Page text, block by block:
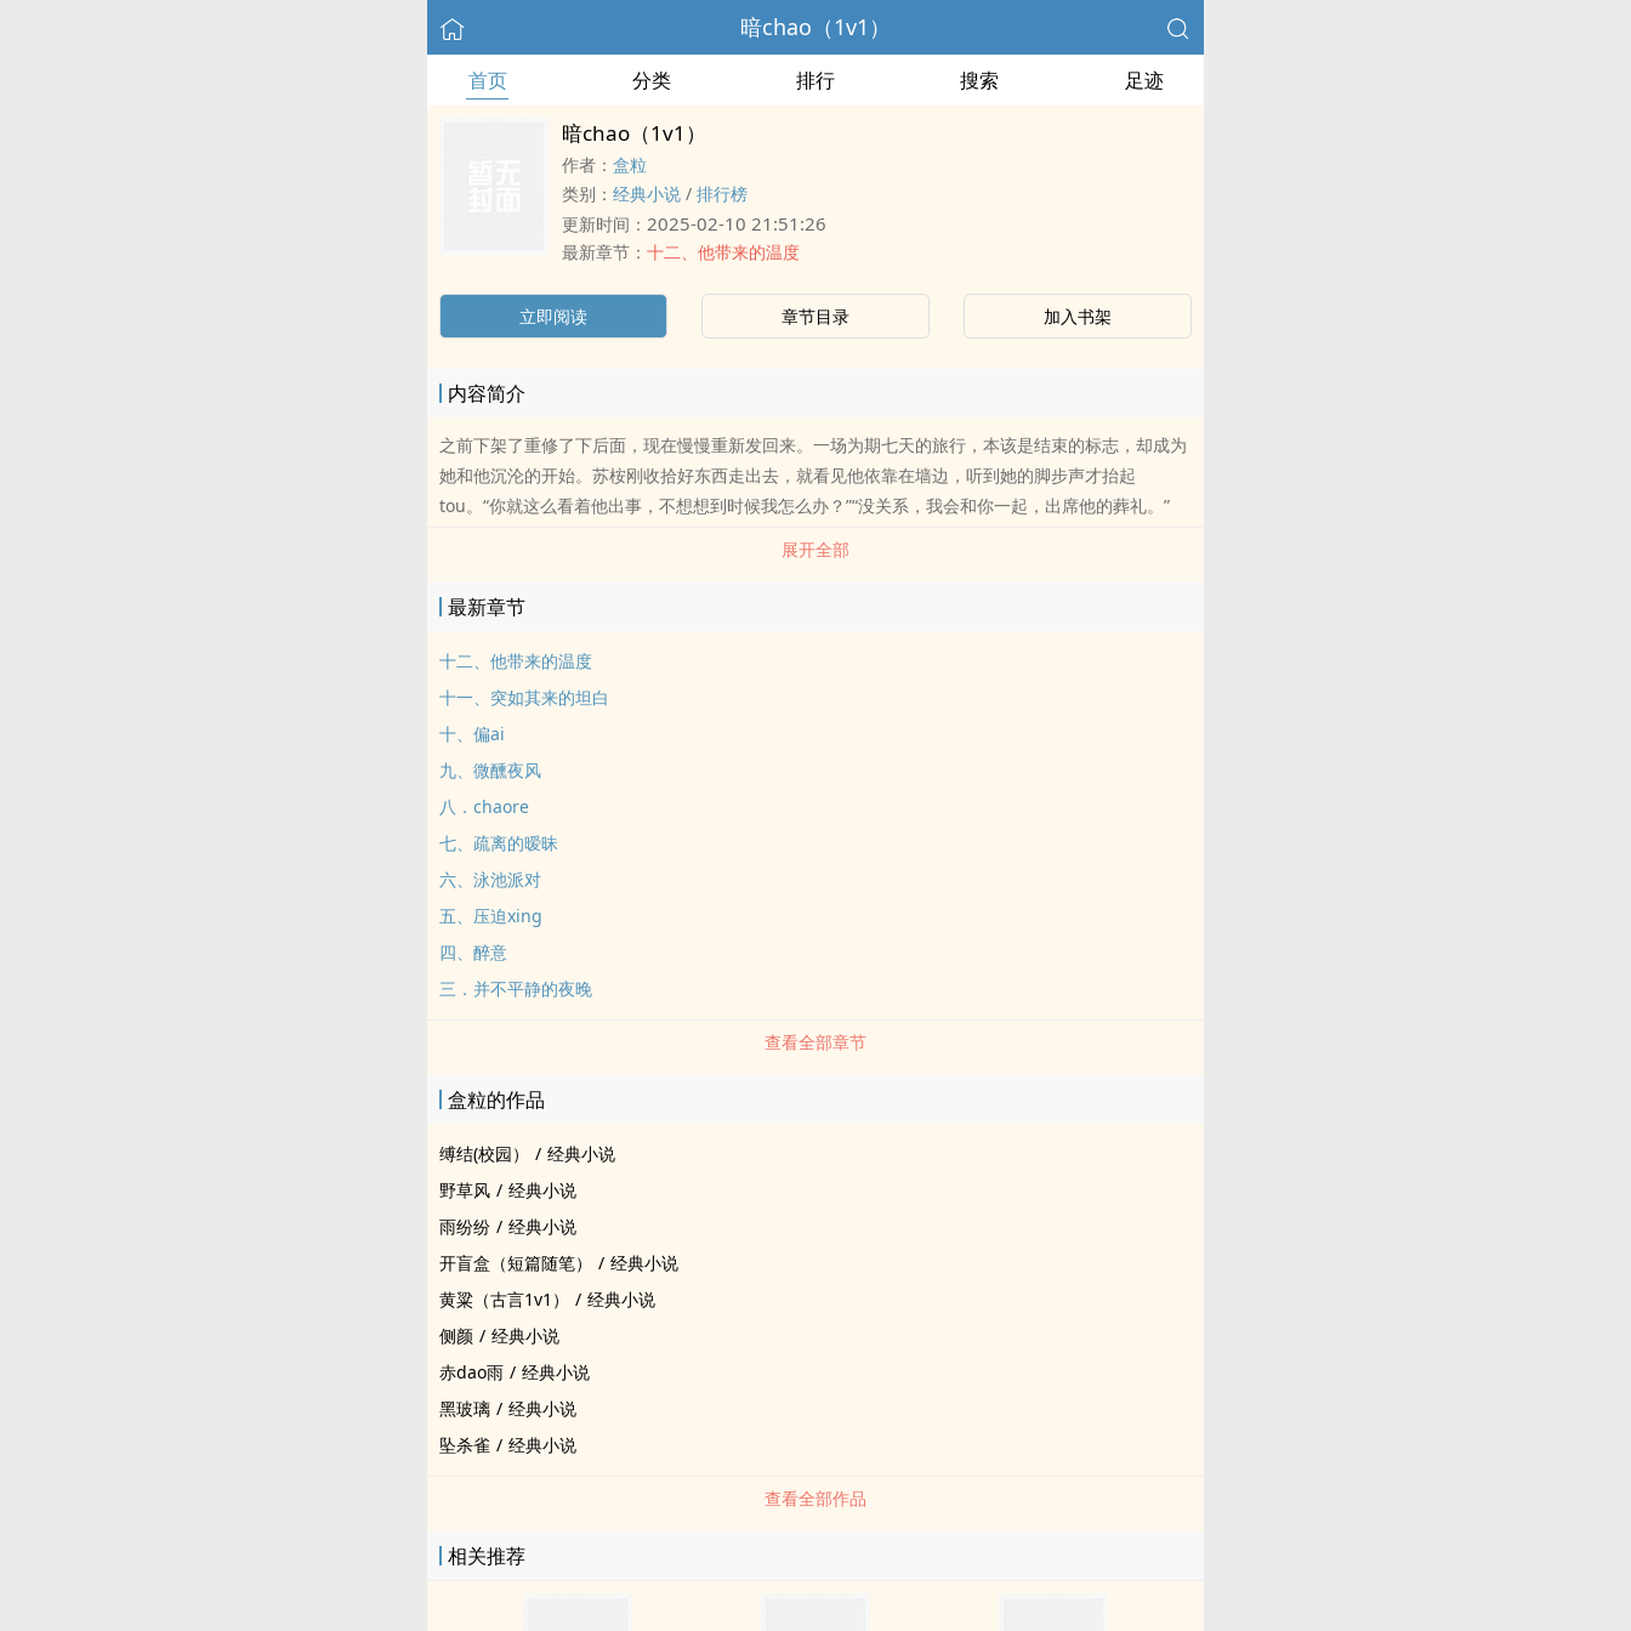
暗chao（1v1）
首页 分类 排行 搜索 足迹
暗chao（1v1）
作者： 盒粒
类别： 经典小说 / 排行榜
更新时间： 2025-02-10 21:51:26
最新章节： 十二、他带来的温度
立即阅读 章节目录 加入书架
内容简介
之前下架了重修了下后面，现在慢慢重新发回来。一场为期七天的旅行，本该是结束的标志，却成为
她和他沉沦的开始。苏桉刚收拾好东西走出去，就看见他依靠在墙边，听到她的脚步声才抬起
tou。“你就这么看着他出事，不想想到时候我怎么办？”“没关系，我会和你一起，出席他的葬礼。”
展开全部
最新章节
十二、他带来的温度
十一、突如其来的坦白
十、偏ai
九、微醺夜风
八．chaore
七、疏离的暧昧
六、泳池派对
五、压迫xing
四、醉意
三．并不平静的夜晚
查看全部章节
盒粒的作品
缚结(校园） / 经典小说
野草风 / 经典小说
雨纷纷 / 经典小说
开盲盒（短篇随笔）
/ 经典小说
黄粱（古言1v1）
/ 经典小说
侧颜 / 经典小说
赤dao雨 / 经典小说
黑玻璃 / 经典小说
坠杀雀 / 经典小说
查看全部作品
相关推荐